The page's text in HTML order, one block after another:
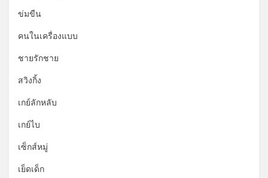
ข่มขืน
คนในเครื่องแบบ
ชายรักชาย
สวิงกิ้ง
เกย์ลักหลับ
เกย์ไบ
เซ็กส์หมู่
เย็ดเด็ก